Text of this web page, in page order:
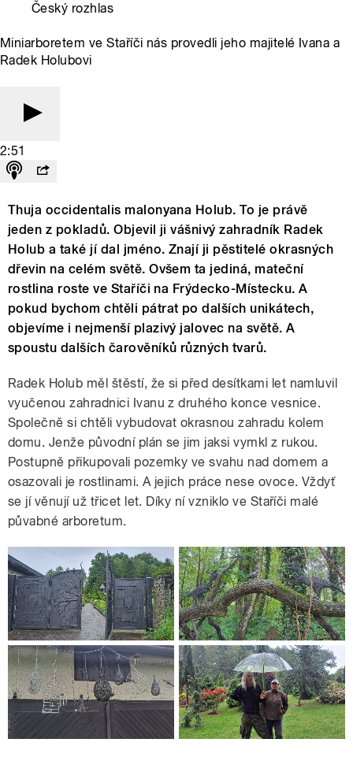
Český rozhlas
Miniarboretem ve Staříči nás provedli jeho majitelé Ivana a
Radek Holubovi
2:51
Thuja occidentalis malonyana Holub. To je právě
jeden z pokladů. Objevil ji vášnivý zahradník Radek
Holub a také jí dal jméno. Znají ji pěstitelé okrasných
dřevin na celém světě. Ovšem ta jediná, mateční
rostlina roste ve Staříči na Frýdecko-Místecku. A
pokud bychom chtěli pátrat po dalších unikátech,
objevíme i nejmenší plazivý jalovec na světě. A
spoustu dalších čarověníků různých tvarů.
Radek Holub měl štěstí, že si před desítkami let namluvil
vyučenou zahradnici Ivanu z druhého konce vesnice.
Společně si chtěli vybudovat okrasnou zahradu kolem
domu. Jenže původní plán se jim jaksi vymkl z rukou.
Postupně přikupovali pozemky ve svahu nad domem a
osazovali je rostlinami. A jejich práce nese ovoce. Vždyť
se jí věnují už třicet let. Díky ní vzniklo ve Staříči malé
půvabné arboretum.